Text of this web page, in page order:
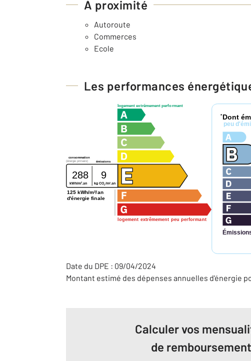
À proximité
Autoroute
Commerces
Ecole
Les performances
logement extrêmement performant
logement extrêmement peu performant
consommation
émissions
(énergie primaire)
288 9
kWh/m2 .an kg CO2/m2 .an
125 kWh/m²/an
d'énergie finale
* Dont
peu
Date du DPE : 09/04/2024
Montant estimé des dépenses annuelles d'énergie
Calculer vos
de remboursement